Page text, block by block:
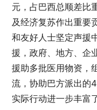
元，占巴西总顺差比
及经济复苏作出重要
和友好人士坚定声援
援，政府、地方、企
援助多批医用物资，
流，协助巴方派出的
实际行动进一步丰富